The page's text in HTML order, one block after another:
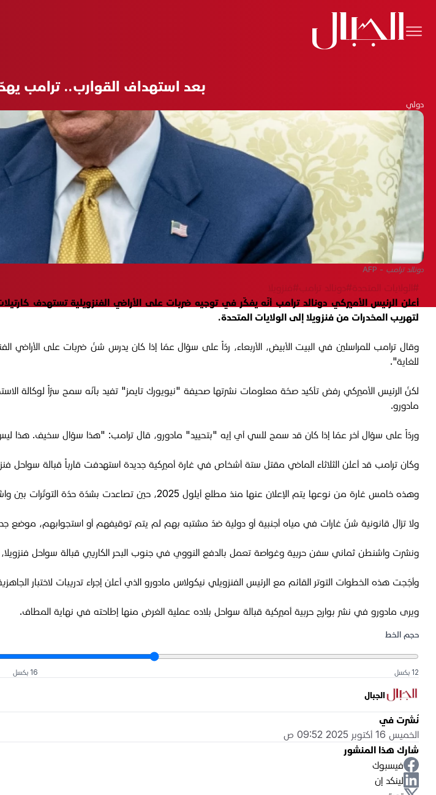
بعد استهداف القوارب.. ترامب
دولي
دونالد ترامب - AFP
#الولايات المتحدة#دونالد ترامب#فنزويلا
أعلن الرئيس الأميركي دونالد ترامب أنّه يفكّر في توجيه ضربات على الأراضي الفنزويلية تستهدف
لتهريب المخدرات من فنزويلا إلى الولايات المتحدة.
وقال ترامب للمراسلين في البيت الأبيض، الأربعاء، ردّاً على سؤال عمّا إذا كان يدرس شنّ ضربات على الأراضي
للغاية".
لكنّ الرئيس الأميركي رفض تأكيد صحّة معلومات نشرتها صحيفة "نيويورك تايمز" تفيد بأنّه سمح سرّاً لوكالة
مادورو.
وردّاً على سؤال آخر عمّا إذا كان قد سمح للسي آي إيه "بتحييد" مادورو، قال ترامب: "هذا سؤال سخيف. هذا
وكان ترامب قد أعلن الثلاثاء الماضي مقتل ستة أشخاص في غارة أميركية جديدة استهدفت قارباً قبالة سواحل
وهذه خامس غارة من نوعها يتم الإعلان عنها منذ مطلع أيلول 2025، حين تصاعدت بشدّة حدّة التوتّرات بين واشنطن وكراكاس. وأسفرت هذه الغارات الخمس عن مقتل ما لا يقلّ عن 27 شخصاً.
ولا تزال قانونية شنّ غارات في مياه أجنبية أو دولية ضدّ مشتبه بهم لم يتم توقيفهم أو استجوابهم، موضع
ونشرت واشنطن ثماني سفن حربية وغواصة تعمل بالدفع النووي في جنوب البحر الكاريبي قبالة سواحل
وأجّجت هذه الخطوات التوتر القائم مع الرئيس الفنزويلي نيكولاس مادورو الذي أعلن إجراء تدريبات لاختبار
ويرى مادورو في نشر بوارج حربية أميركية قبالة سواحل بلاده عملية الغرض منها إطاحته في نهاية المطاف.
حجم الخط
12 بكسل 16 بكسل
الجبال
نُشرت في
الخميس 16 أكتوبر 2025 09:52 ص
شارك هذا المنشور
فيسبوك
لينكد إن